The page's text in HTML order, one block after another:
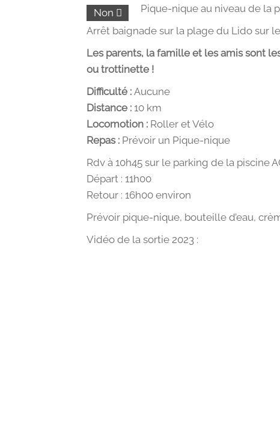
Non
Pique-nique au niveau de la
Arrêt baignade sur la plage du Lido sur
Les parents, la famille et les amis sont
ou trottinette !
Difficulté : Aucune
Distance : 10 km
Locomotion : Roller et Vélo
Repas : Prévoir un Pique-nique
Rdv à 10h45 sur le parking de la piscine
Départ : 11h00
Retour : 16h00 environ
Prévoir pique-nique, bouteille d’eau,
Vidéo de la sortie 2023 :